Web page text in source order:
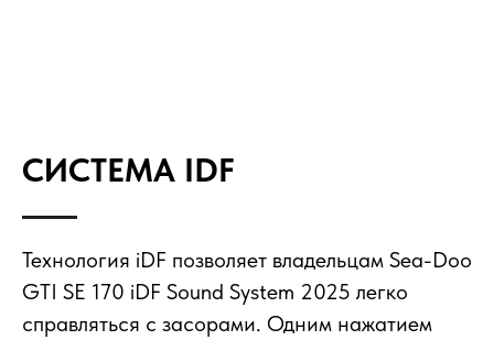
СИСТЕМА IDF
Технология iDF позволяет владельцам Sea-Doo
GTI SE 170 iDF Sound System 2025 легко
справляться с засорами. Одним нажатием